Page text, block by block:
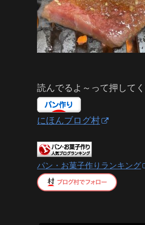
読んでるよ～って押して
にほんブログ村
パン・お菓子作りランキング